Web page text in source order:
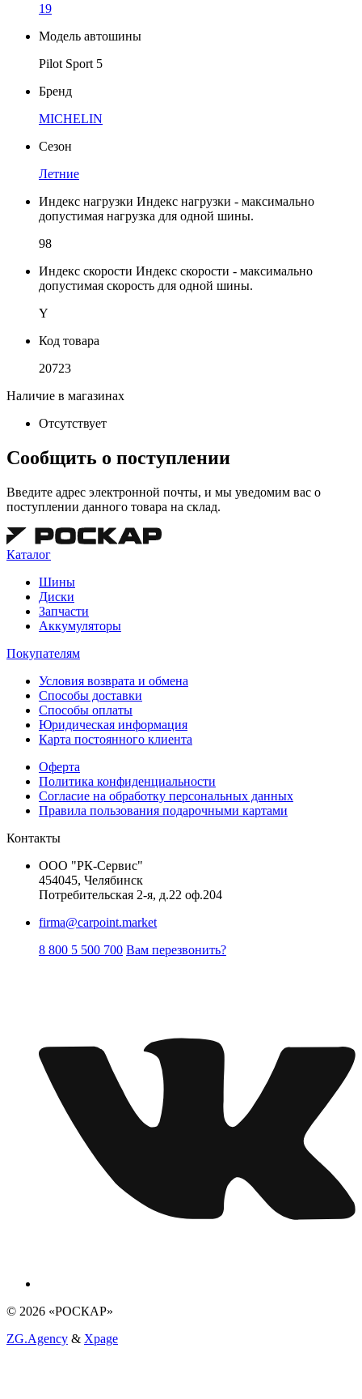
19
Модель автошины
Pilot Sport 5
Бренд
MICHELIN
Сезон
Летние
Индекс нагрузки Индекс нагрузки - максимально
допустимая нагрузка для одной шины.
98
Индекс скорости Индекс скорости - максимально
допустимая скорость для одной шины.
Y
Код товара
20723
Наличие в магазинах
Отсутствует
Сообщить о поступлении
Введите адрес электронной почты, и мы уведомим вас о
поступлении данного товара на склад.
Каталог
Шины
Диски
Запчасти
Аккумуляторы
Покупателям
Условия возврата и обмена
Способы доставки
Способы оплаты
Юридическая информация
Карта постоянного клиента
Оферта
Политика конфиденциальности
Согласие на обработку персональных данных
Правила пользования подарочными картами
Контакты
ООО "РК-Сервис"
454045, Челябинск
Потребительская 2-я, д.22 оф.204
firma@carpoint.market
8 800 5 500 700 Вам перезвонить?
© 2026 «РОСКАР»
ZG.Agency & Xpage